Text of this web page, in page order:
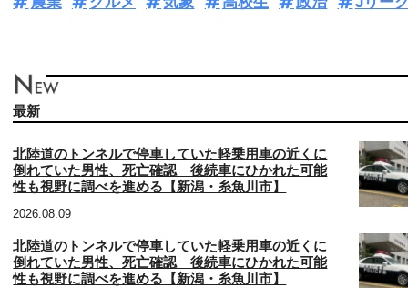
最新
北陸道のトンネルで停車していた軽乗用車の近くに
倒れていた男性、死亡確認 後続車にひかれた可能
性も視野に調べを進める【新潟・糸魚川市】
2026.08.09
北陸道のトンネルで停車していた軽乗用車の近くに
倒れていた男性、死亡確認 後続車にひかれた可能
性も視野に調べを進める【新潟・糸魚川市】